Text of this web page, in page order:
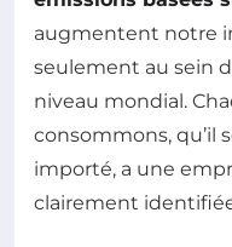
augmentent notre
seulement au sein
niveau mondial.
consommons, qu’il
importé, a une
clairement